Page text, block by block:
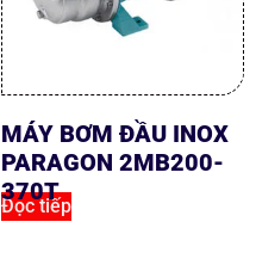
MÁY BƠM ĐẦU INOX
PARAGON 2MB200-
370T
Đọc tiếp